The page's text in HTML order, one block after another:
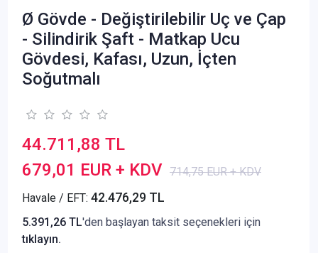
Ø Gövde - Değiştirilebilir Uç ve Çap
- Silindirik Şaft - Matkap Ucu
Gövdesi, Kafası, Uzun, İçten
Soğutmalı
44.711,88 TL
679,01 EUR + KDV 714,75 EUR + KDV
Havale / EFT: 42.476,29 TL
5.391,26 TL'den başlayan taksit seçenekleri için
tıklayın.